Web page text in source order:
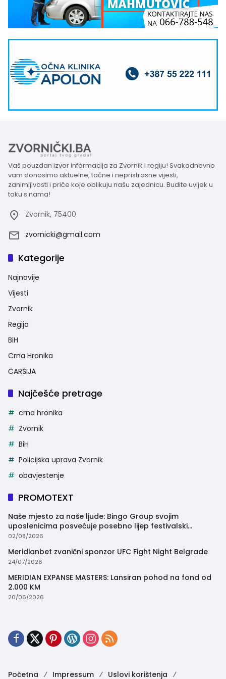
Vaš pouzdan izvor informacija za Zvornik i regiju! Svakodnevno
vam donosimo aktuelne, tačne i nepristrasne vijesti,
zanimljivosti i priče koje oblikuju našu zajednicu. Budite uvijek u
toku s nama!
Zvornik, 75400
zvornicki@gmail.com
Kategorije
Najnovije
Vijesti
Zvornik
Regija
BiH
Crna Hronika
ČARŠIJA
Najčešće pretrage
crna hronika
Zvornik
BiH
Policijska uprava Zvornik
obavjestenje
PROMOTEXT
Naše mjesto za naše ljude: Bingo Group svojim
uposlenicima posvećuje posebno lijep festivalski
trenutak
02/08/2026
Meridianbet zvanični sponzor UFC Fight Night Belgrade
24/07/2026
MERIDIAN EXPANSE MASTERS: Lansiran pohod na fond od
2.000 KM
20/06/2026
Početna Impressum Uslovi korištenja